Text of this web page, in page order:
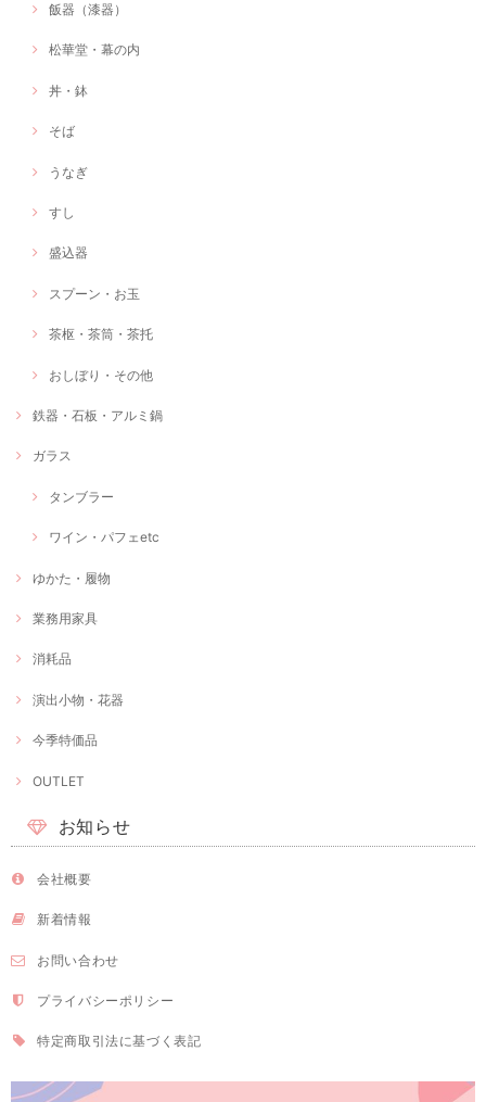
飯器（漆器）
松華堂・幕の内
丼・鉢
そば
うなぎ
すし
盛込器
スプーン・お玉
茶枢・茶筒・茶托
おしぼり・その他
鉄器・石板・アルミ鍋
ガラス
タンブラー
ワイン・パフェetc
ゆかた・履物
業務用家具
消耗品
演出小物・花器
今季特価品
OUTLET
お知らせ
会社概要
新着情報
お問い合わせ
プライバシーポリシー
特定商取引法に基づく表記